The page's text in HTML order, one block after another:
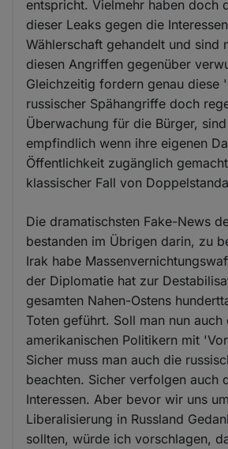
entspricht. Vielmehr haben doch
dieser Leaks gegen die
Wählerschaft gehandelt und sind
diesen Angriffen gegenüber
Gleichzeitig fordern genau diese
russischer Spähangriffe doch
Überwachung für die Bürger,
empfindlich wenn ihre eigenen
Öffentlichkeit zugänglich
klassischer Fall von
Die dramatischsten Fake-News
bestanden im Übrigen darin, zu
Irak habe
der Diplomatie hat zur
gesamten Nahen-Ostens
Toten geführt. Soll man nun auch
amerikanischen Politikern mit
Sicher muss man auch die
beachten. Sicher verfolgen auch
Interessen. Aber bevor wir uns
Liberalisierung in Russland
sollten, würde ich vorschlagen,